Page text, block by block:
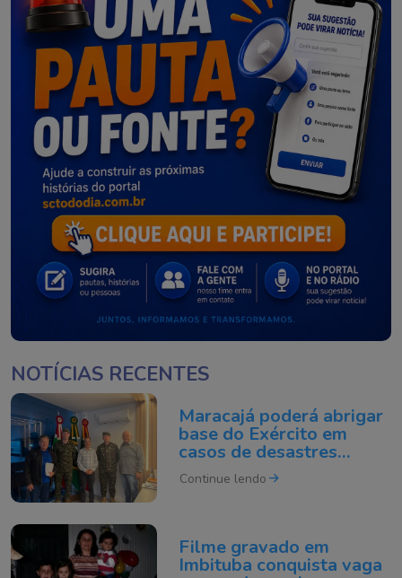
NOTÍCIAS RECENTES
Maracajá poderá abrigar
base do Exército em
casos de desastres
climáticos
Continue lendo
Filme gravado em
Imbituba conquista vaga